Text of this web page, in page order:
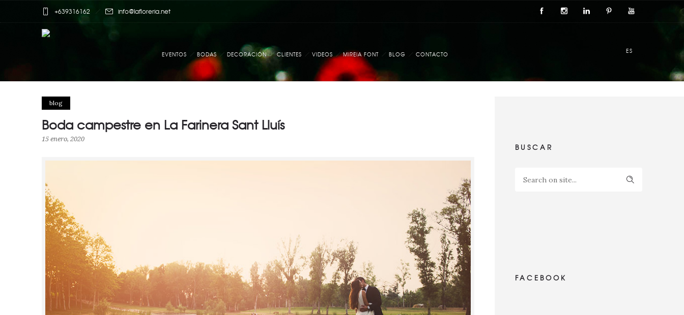
+639316162 info@lafloreria.net
ES
EVENTOS BODAS DECORACIÓN CLIENTES VIDEOS MIREIA FONT BLOG CONTACTO
blog
Boda campestre en La Farinera Sant Lluís
15 enero, 2020
BUSCAR
FACEBOOK